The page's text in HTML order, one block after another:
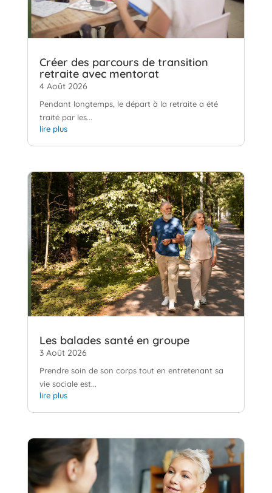
Créer des parcours de transition
retraite avec mentorat
4 Août 2026
Pendant longtemps, le départ à la retraite a été
traité par les...
lire plus
Les balades santé en groupe
3 Août 2026
Prendre soin de son corps tout en entretenant sa
vie sociale est...
lire plus